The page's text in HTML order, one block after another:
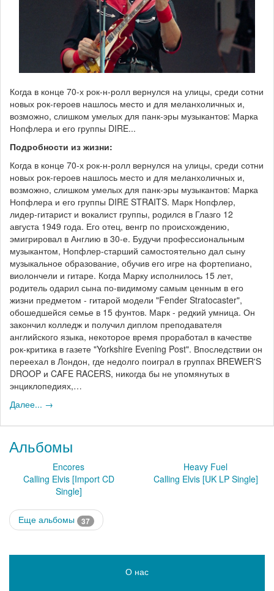
Когда в конце 70-х рок-н-ролл вернулся на улицы, среди сотни
новых рок-героев нашлось место и для меланхоличных и,
возможно, слишком умелых для панк-эры музыкантов: Марка
Нопфлера и его группы DIRE...
Подробности из жизни:
Когда в конце 70-х рок-н-ролл вернулся на улицы, среди сотни
новых рок-героев нашлось место и для меланхоличных и,
возможно, слишком умелых для панк-эры музыкантов: Марка
Нопфлера и его группы DIRE STRAITS. Марк Нопфлер,
лидер-гитарист и вокалист группы, родился в Глазго 12
августа 1949 года. Его отец, венгр по происхождению,
эмигрировал в Англию в 30-е. Будучи профессиональным
музыкантом, Нопфлер-старший самостоятельно дал сыну
музыкальное образование, обучив его игре на фортепиано,
виолончели и гитаре. Когда Марку исполнилось 15 лет,
родитель одарил сына по-видимому самым ценным в его
жизни предметом - гитарой модели "Fender Stratocaster",
обошедшейся семье в 15 фунтов. Марк - редкий умница. Он
закончил колледж и получил диплом преподавателя
английского языка, некоторое время проработал в качестве
рок-критика в газете "Yorkshire Evening Post". Впоследствии он
переехал в Лондон, где недолго поиграл в группах BREWER'S
DROOP и CAFE RACERS, никогда бы не упомянутых в
энциклопедиях,…
Далее... →
Альбомы
Encores
Heavy Fuel
Calling Elvis [Import CD
Single]
Calling Elvis [UK LP Single]
Еще альбомы 37
О нас